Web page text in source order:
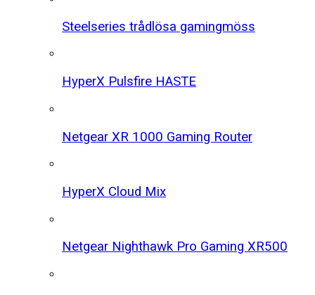
Steelseries trådlösa gamingmöss
HyperX Pulsfire HASTE
Netgear XR 1000 Gaming Router
HyperX Cloud Mix
Netgear Nighthawk Pro Gaming XR500